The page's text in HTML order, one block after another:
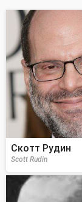
Скотт Рудин
Scott Rudin